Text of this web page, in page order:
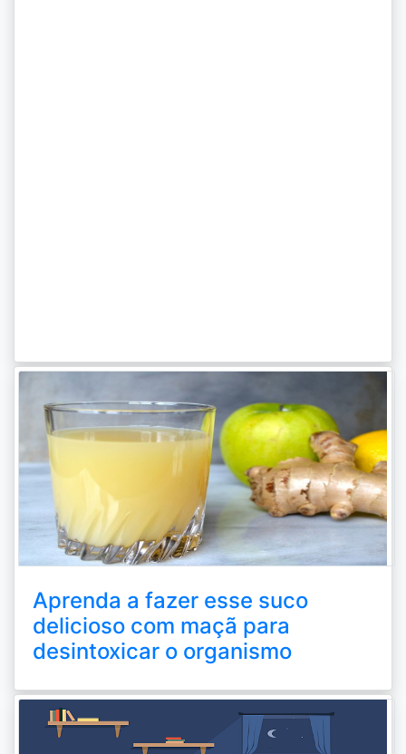
Aprenda a fazer esse suco
delicioso com maçã para
desintoxicar o organismo